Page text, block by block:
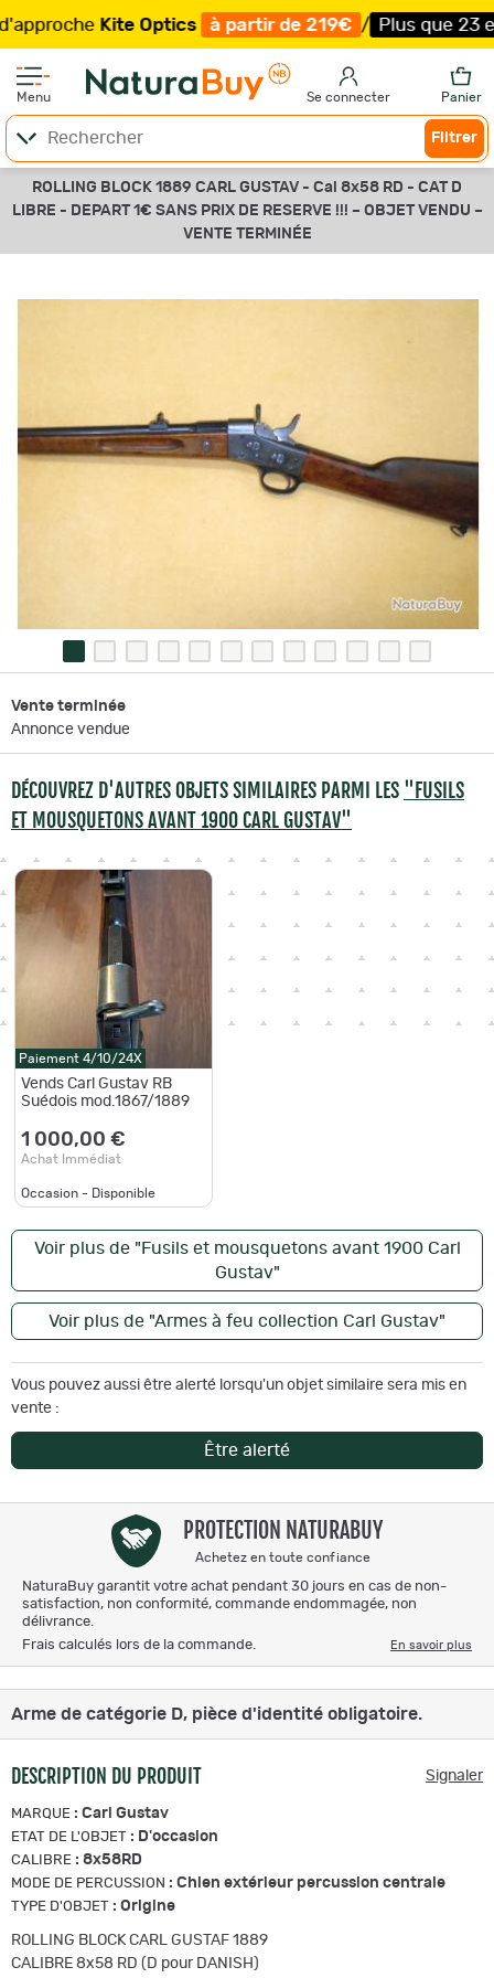
Kite Optics à partir de 219€ / Plus que 23
Menu Se connecter Panier
Filtrer
ROLLING BLOCK 1889 CARL GUSTAV - Cal 8x58 RD - CAT D
LIBRE - DEPART 1€ SANS PRIX DE RESERVE !!! – OBJET VENDU –
VENTE TERMINÉE
Vente terminée
Annonce vendue
DÉCOUVREZ D'AUTRES OBJETS SIMILAIRES PARMI LES "FUSILS
ET MOUSQUETONS AVANT 1900 CARL GUSTAV"
Paiement 4/10/24X
Vends Carl Gustav RB
Suédois mod.1867/1889
1 000,00 €
Achat Immédiat
Occasion - Disponible
Voir plus de "Fusils et mousquetons avant 1900 Carl
Gustav"
Voir plus de "Armes à feu collection Carl Gustav"
Vous pouvez aussi être alerté lorsqu'un objet similaire sera mis en
vente :
Être alerté
PROTECTION NATURABUY
Achetez en toute confiance
NaturaBuy garantit votre achat pendant 30 jours en cas de non-
satisfaction, non conformité, commande endommagée, non
délivrance.
Frais calculés lors de la commande.
En savoir plus
Arme de catégorie D, pièce d'identité obligatoire.
DESCRIPTION DU PRODUIT Signaler
MARQUE : Carl Gustav
ETAT DE L'OBJET : D'occasion
CALIBRE : 8x58RD
MODE DE PERCUSSION : Chien extérieur percussion centrale
TYPE D'OBJET : Origine
ROLLING BLOCK CARL GUSTAF 1889
CALIBRE 8x58 RD (D pour DANISH)